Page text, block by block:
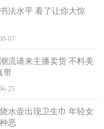
，也就是所谓的八旗子弟
精锐，但以后承平日久，营
，八旗兵和绿营兵已经不
，简称为乡勇；乡勇在绿
，从此相沿成例。但在咸
是良窳不一，没有创建营
是一种临时性质的非正规部
法水平 看了让你大惊
07
流请来主播卖货 不料美
带
25
水壶出现卫生巾 年轻女
恶